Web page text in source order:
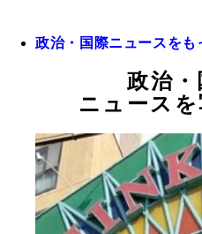
政治・国際ニュースをも
政治・
ニュース